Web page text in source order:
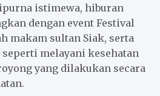
istimewa, hiburan
dengan event Festival
makam sultan Siak, serta
melayani kesehatan
yang dilakukan secara